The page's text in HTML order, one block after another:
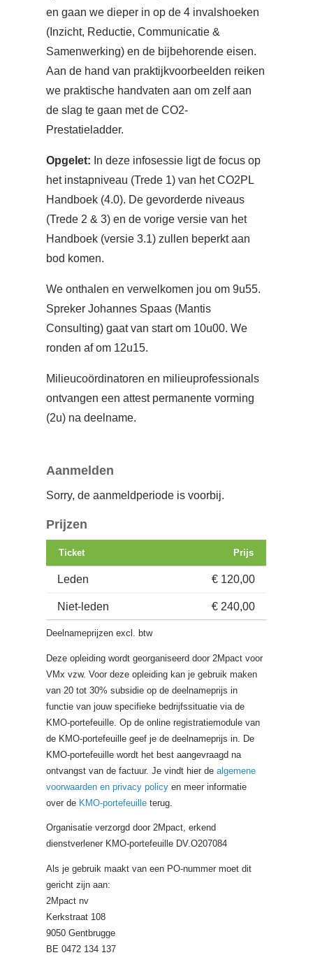
en gaan we dieper in op de 4 invalshoeken
(Inzicht, Reductie, Communicatie &
Samenwerking) en de bijbehorende eisen.
Aan de hand van praktijkvoorbeelden reiken
we praktische handvaten aan om zelf aan
de slag te gaan met de CO2-
Prestatieladder.
Opgelet: In deze infosessie ligt de focus op
het instapniveau (Trede 1) van het CO2PL
Handboek (4.0). De gevorderde niveaus
(Trede 2 & 3) en de vorige versie van het
Handboek (versie 3.1) zullen beperkt aan
bod komen.
We onthalen en verwelkomen jou om 9u55.
Spreker Johannes Spaas (Mantis
Consulting) gaat van start om 10u00. We
ronden af om 12u15.
Milieucoördinatoren en milieuprofessionals
ontvangen een attest permanente vorming
(2u) na deelname.
Aanmelden
Sorry, de aanmeldperiode is voorbij.
Prijzen
Ticket Prijs
Leden € 120,00
Niet-leden € 240,00
Deelnameprijzen excl. btw
Deze opleiding wordt georganiseerd door 2Mpact voor
VMx vzw. Voor deze opleiding kan je gebruik maken
van 20 tot 30% subsidie op de deelnameprijs in
functie van jouw specifieke bedrijfssituatie via de
KMO-portefeuille. Op de online registratiemodule van
de KMO-portefeuille geef je de deelnameprijs in. De
KMO-portefeuille wordt het best aangevraagd na
ontvangst van de factuur. Je vindt hier dealgemene
voorwaarden en privacy policy en meer informatie
over de KMO-portefeuilleterug.
Organisatie verzorgd door 2Mpact, erkend
dienstverlener KMO-portefeuille DV.O207084
Als je gebruik maakt van een PO-nummer moet dit
gericht zijn aan:
2Mpact nv
Kerkstraat 108
9050 Gentbrugge
BE 0472 134 137